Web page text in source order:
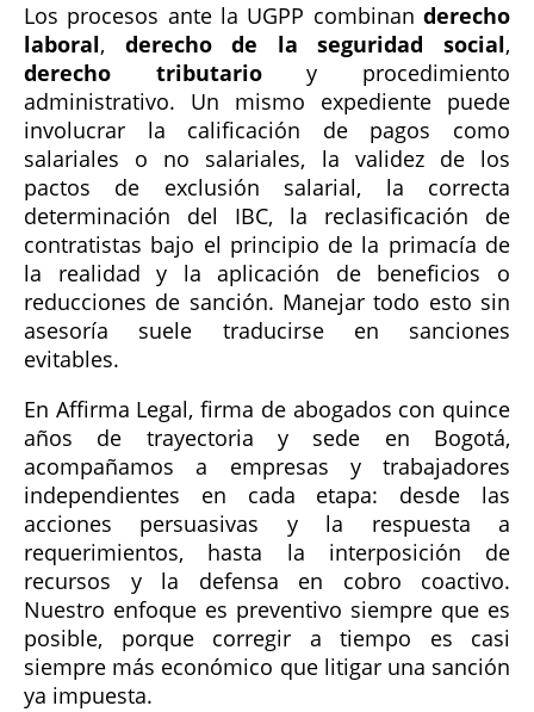
Los procesos ante la UGPP combinan derecho
laboral, derecho de la seguridad social,
derecho tributarioy procedimiento
administrativo. Un mismo expediente puede
involucrar la calificación de pagos como
salariales o no salariales, la validez de los
pactos de exclusión salarial, la correcta
determinación del IBC, la reclasificación de
contratistas bajo el principio de la primacía de
la realidad y la aplicación de beneficios o
reducciones de sanción. Manejar todo esto sin
asesoría suele traducirse en sanciones
evitables.
En Affirma Legal, firma de abogados con quince
años de trayectoria y sede en Bogotá,
acompañamos a empresas y trabajadores
independientes en cada etapa: desde las
acciones persuasivas y la respuesta a
requerimientos, hasta la interposición de
recursos y la defensa en cobro coactivo.
Nuestro enfoque es preventivo siempre que es
posible, porque corregir a tiempo es casi
siempre más económico que litigar una sanción
ya impuesta.